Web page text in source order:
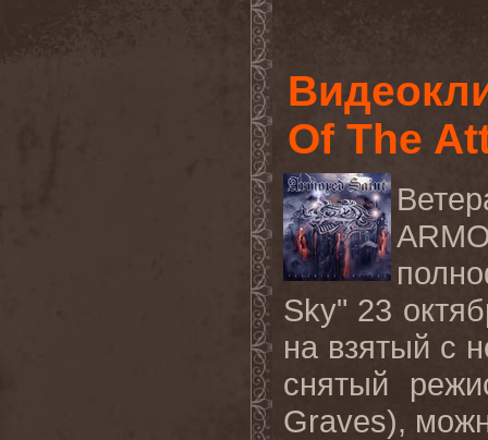
Of The
Sky" 23
на взятый с
снятый
Graves),